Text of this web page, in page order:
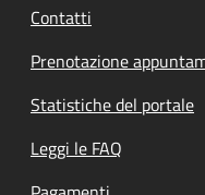
Contatti
Prenotazione
Statistiche del portale
Leggi le FAQ